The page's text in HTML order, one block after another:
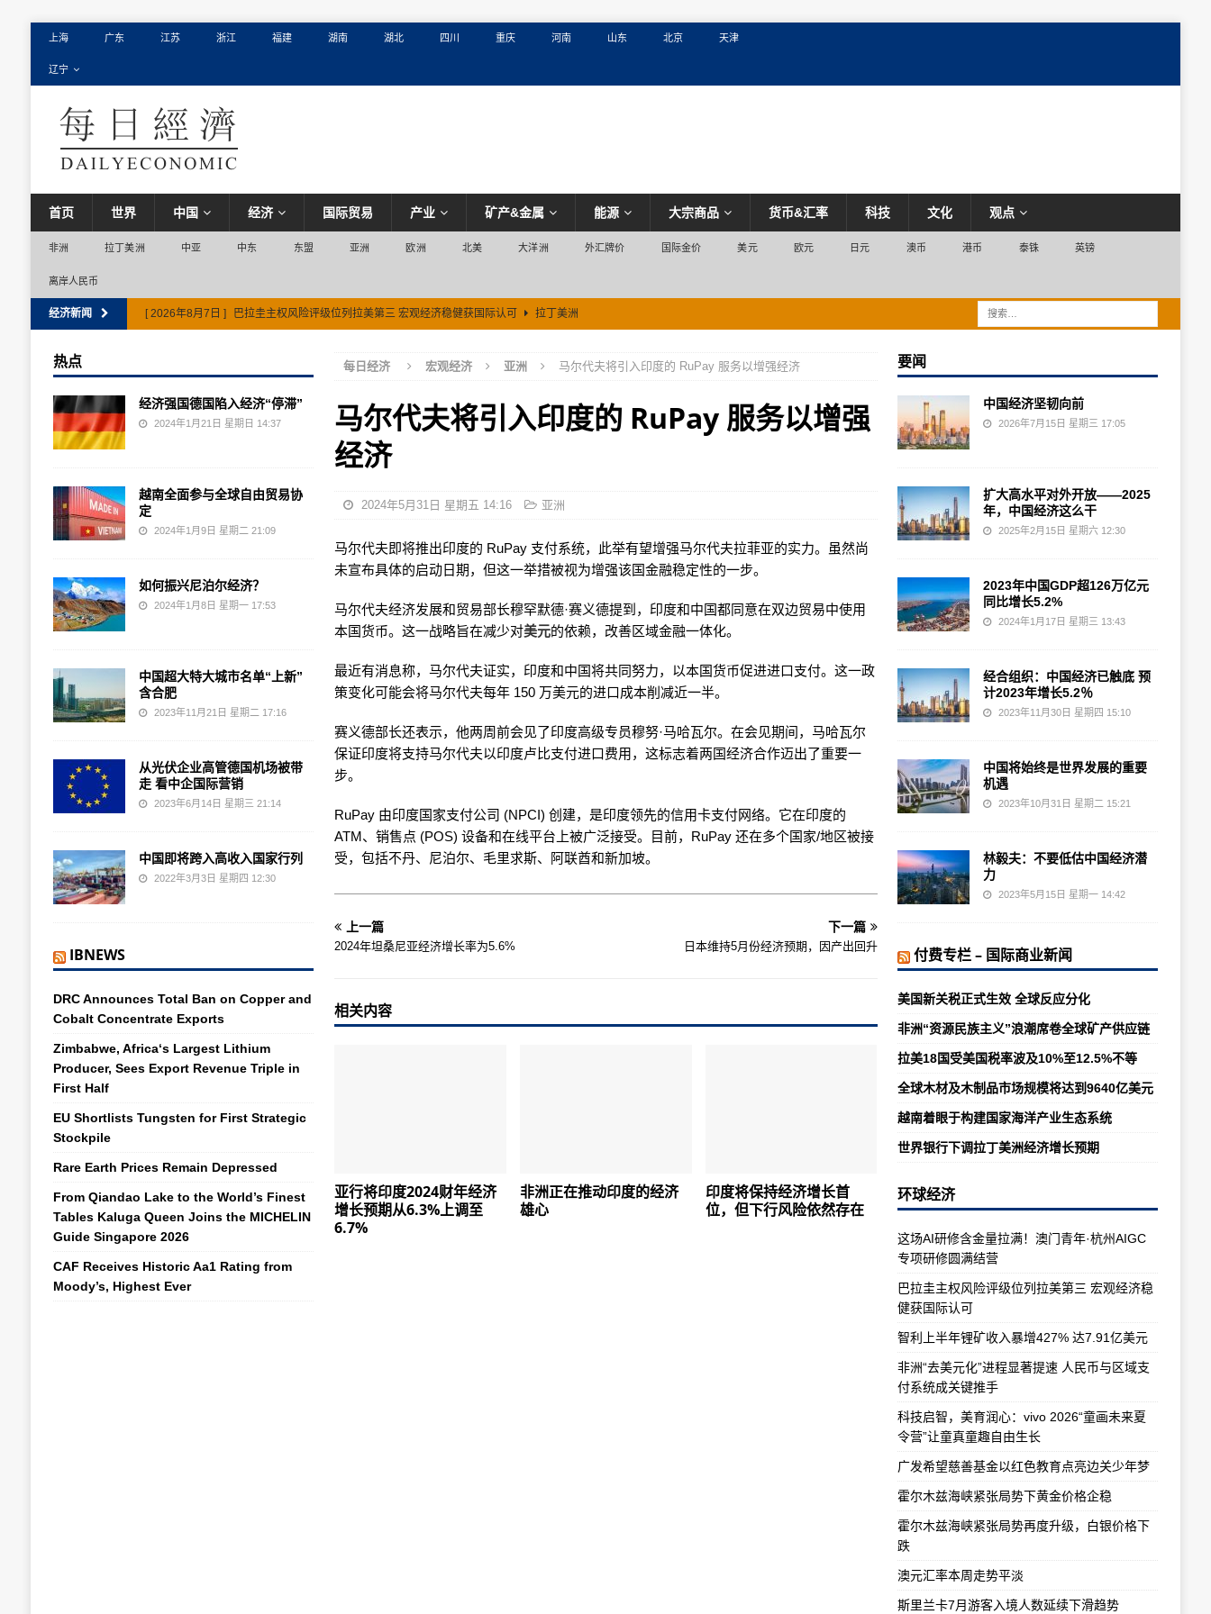
上海 广东 江苏 浙江 福建 湖南 湖北 四川 重庆 河南 山东 北京 天津
辽宁
首页 世界 中国 经济 国际贸易 产业 矿产&金属 能源 大宗商品 货币&汇率 科技 文化 观点
非洲 拉丁美洲 中亚 中东 东盟 亚洲 欧洲 北美 大洋洲 外汇牌价 国际金价 美元 欧元 日元 澳币 港币 泰铢 英镑
离岸人民币
经济新闻 [ 2026年8月7日 ] 巴拉圭主权风险评级位列拉美第三 宏观经济稳健获国际认可 拉丁美洲
每日经济 宏观经济 亚洲 马尔代夫将引入印度的 RuPay 服务以增强经济
马尔代夫将引入印度的 RuPay 服务以增强
经济
2024年5月31日 星期五 14:16 亚洲
马尔代夫即将推出印度的 RuPay 支付系统，此举有望增强马尔代夫拉菲亚的实力。虽然尚
未宣布具体的启动日期，但这一举措被视为增强该国金融稳定性的一步。
马尔代夫经济发展和贸易部长穆罕默德·赛义德提到，印度和中国都同意在双边贸易中使用
本国货币。这一战略旨在减少对美元的依赖，改善区域金融一体化。
最近有消息称，马尔代夫证实，印度和中国将共同努力，以本国货币促进进口支付。这一政
策变化可能会将马尔代夫每年 150 万美元的进口成本削减近一半。
赛义德部长还表示，他两周前会见了印度高级专员穆努·马哈瓦尔。在会见期间，马哈瓦尔
保证印度将支持马尔代夫以印度卢比支付进口费用，这标志着两国经济合作迈出了重要一
步。
RuPay 由印度国家支付公司 (NPCI) 创建，是印度领先的信用卡支付网络。它在印度的
ATM、销售点 (POS) 设备和在线平台上被广泛接受。目前，RuPay 还在多个国家/地区被接
受，包括不丹、尼泊尔、毛里求斯、阿联酋和新加坡。
上一篇
2024年坦桑尼亚经济增长率为5.6%
下一篇
日本维持5月份经济预期，因产出回升
相关内容
亚行将印度2024财年经济
增长预期从6.3%上调至
6.7%
非洲正在推动印度的经济
雄心
印度将保持经济增长首
位，但下行风险依然存在
热点
经济强国德国陷入经济“停滞”
2024年1月21日 星期日 14:37
越南全面参与全球自由贸易协
定
2024年1月9日 星期二 21:09
如何振兴尼泊尔经济？
2024年1月8日 星期一 17:53
中国超大特大城市名单“上新”
含合肥
2023年11月21日 星期二 17:16
从光伏企业高管德国机场被带
走 看中企国际营销
2023年6月14日 星期三 21:14
中国即将跨入高收入国家行列
2022年3月3日 星期四 12:30
IBNEWS
DRC Announces Total Ban on Copper and
Cobalt Concentrate Exports
Zimbabwe, Africa‘s Largest Lithium
Producer, Sees Export Revenue Triple in
First Half
EU Shortlists Tungsten for First Strategic
Stockpile
Rare Earth Prices Remain Depressed
From Qiandao Lake to the World’s Finest
Tables Kaluga Queen Joins the MICHELIN
Guide Singapore 2026
CAF Receives Historic Aa1 Rating from
Moody’s, Highest Ever
要闻
中国经济坚韧向前
2026年7月15日 星期三 17:05
扩大高水平对外开放——2025
年，中国经济这么干
2025年2月15日 星期六 12:30
2023年中国GDP超126万亿元
同比增长5.2%
2024年1月17日 星期三 13:43
经合组织：中国经济已触底 预
计2023年增长5.2％
2023年11月30日 星期四 15:10
中国将始终是世界发展的重要
机遇
2023年10月31日 星期二 15:21
林毅夫：不要低估中国经济潜
力
2023年5月15日 星期一 14:42
付费专栏 – 国际商业新闻
美国新关税正式生效 全球反应分化
非洲“资源民族主义”浪潮席卷全球矿产供应链
拉美18国受美国税率波及10%至12.5%不等
全球木材及木制品市场规模将达到9640亿美元
越南着眼于构建国家海洋产业生态系统
世界银行下调拉丁美洲经济增长预期
环球经济
这场AI研修含金量拉满！澳门青年·杭州AIGC
专项研修圆满结营
巴拉圭主权风险评级位列拉美第三 宏观经济稳
健获国际认可
智利上半年锂矿收入暴增427% 达7.91亿美元
非洲“去美元化”进程显著提速 人民币与区域支
付系统成关键推手
科技启智，美育润心：vivo 2026“童画未来夏
令营”让童真童趣自由生长
广发希望慈善基金以红色教育点亮边关少年梦
霍尔木兹海峡紧张局势下黄金价格企稳
霍尔木兹海峡紧张局势再度升级，白银价格下
跌
澳元汇率本周走势平淡
斯里兰卡7月游客入境人数延续下滑趋势